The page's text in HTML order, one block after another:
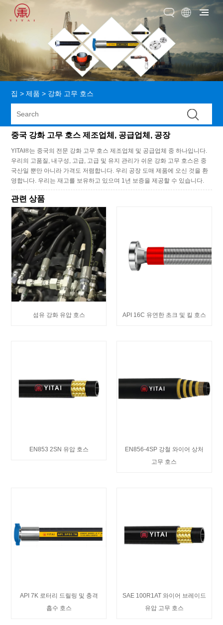
집 > 제품 > 강화 고무 호스
중국 강화 고무 호스 제조업체, 공급업체, 공장
YITAI®는 중국의 전문 강화 고무 호스 제조업체 및 공급업체 중 하나입니다.
우리의 고품질, 내구성, 고급, 고급 및 유지 관리가 쉬운 강화 고무 호스은 중
국산일 뿐만 아니라 가격도 저렴합니다. 우리 공장 도매 제품에 오신 것을 환
영합니다. 우리는 재고를 보유하고 있으며 1년 보증을 제공할 수 있습니다.
관련 상품
섬유 강화 유압 호스 API 16C 유연한 초크 및 킬 호스
EN853 2SN 유압 호스
EN856-4SP 강철 와이어 상처
고무 호스
API 7K 로터리 드릴링 및 충격
흡수 호스
SAE 100R1AT 와이어 브레이드
유압 고무 호스